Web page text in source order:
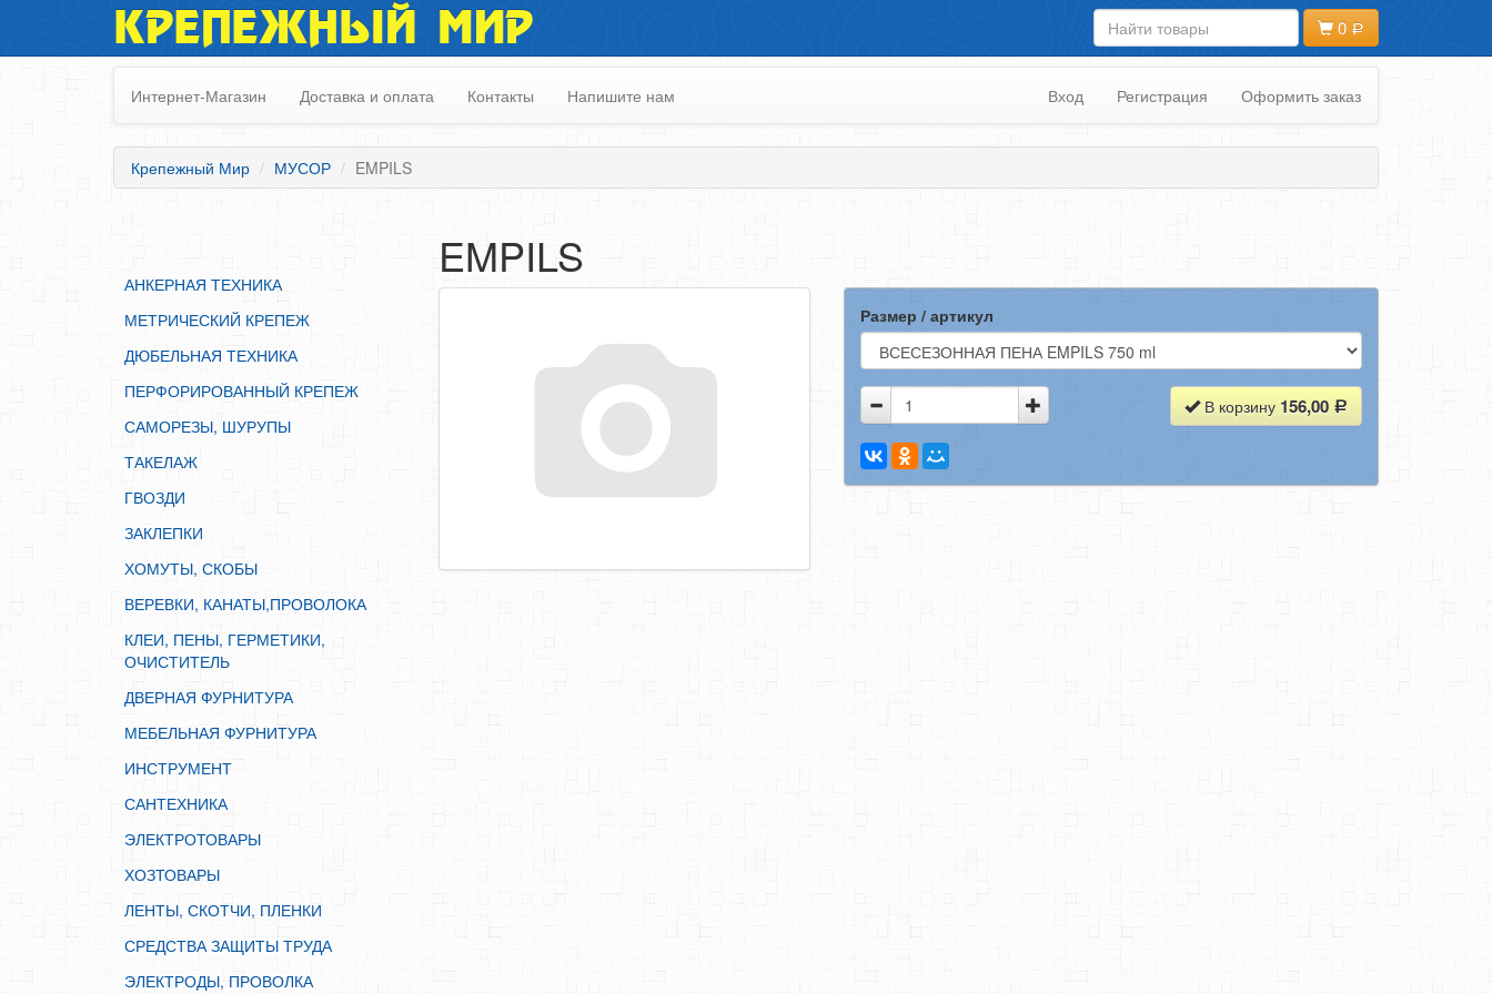
АНКЕРНАЯ ТЕХНИКА
МЕТРИЧЕСКИЙ КРЕПЕЖ
ДЮБЕЛЬНАЯ ТЕХНИКА
ПЕРФОРИРОВАННЫЙ КРЕПЕЖ
САМОРЕЗЫ, ШУРУПЫ
ЗАКЛЕПКИ
ХОМУТЫ, СКОБЫ
ВЕРЕВКИ, КАНАТЫ,ПРОВОЛОКА
КЛЕИ, ПЕНЫ, ГЕРМЕТИКИ, ОЧИСТИТЕЛЬ
ДВЕРНАЯ ФУРНИТУРА
МЕБЕЛЬНАЯ ФУРНИТУРА
ИНСТРУМЕНТ
САНТЕХНИКА
ЭЛЕКТРОТОВАРЫ
ХОЗТОВАРЫ
ЛЕНТЫ, СКОТЧИ, ПЛЕНКИ
СРЕДСТВА ЗАЩИТЫ ТРУДА
ЭЛЕКТРОДЫ, ПРОВОЛКА
КРЕПЕЖНЫЙ МИР 0
Интернет-Магазин Доставка и оплата Контакты Напишите нам Вход Регистрация Оформить заказ
Крепежный Мир МУСОР EMPILS
АНКЕРНАЯ ТЕХНИКА
МЕТРИЧЕСКИЙ КРЕПЕЖ
ДЮБЕЛЬНАЯ ТЕХНИКА
ПЕРФОРИРОВАННЫЙ КРЕПЕЖ
САМОРЕЗЫ, ШУРУПЫ
ТАКЕЛАЖ
ГВОЗДИ
ЗАКЛЕПКИ
ХОМУТЫ, СКОБЫ
ВЕРЕВКИ, КАНАТЫ,ПРОВОЛОКА
КЛЕИ, ПЕНЫ, ГЕРМЕТИКИ,
ОЧИСТИТЕЛЬ
ДВЕРНАЯ ФУРНИТУРА
МЕБЕЛЬНАЯ ФУРНИТУРА
ИНСТРУМЕНТ
САНТЕХНИКА
ЭЛЕКТРОТОВАРЫ
ХОЗТОВАРЫ
ЛЕНТЫ, СКОТЧИ, ПЛЕНКИ
СРЕДСТВА ЗАЩИТЫ ТРУДА
ЭЛЕКТРОДЫ, ПРОВОЛКА
EMPILS
Размер / артикул
В корзину 156,00